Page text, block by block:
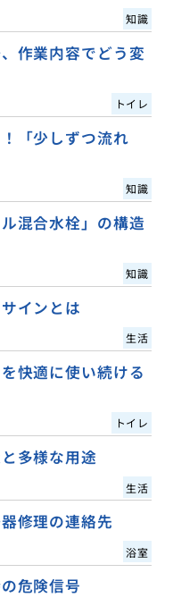
知識
作業内容でどう変
トイレ
「少しずつ流れ
知識
混合水栓」の構造
知識
インとは
生活
快適に使い続ける
トイレ
多様な用途
生活
修理の連絡先
浴室
危険信号